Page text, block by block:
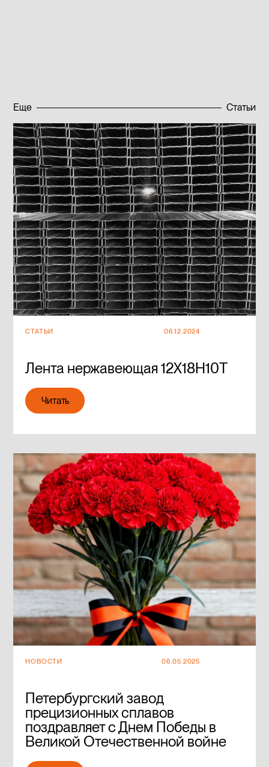
Подписаться на новости
Подписаться на новости
Еще Статьи
СТАТЬИ 06.12.2024
Лента нержавеющая 12Х18Н10Т
Читать
Читать
НОВОСТИ 06.05.2025
Петербургский завод
прецизионных сплавов
поздравляет с Днем Победы в
Великой Отечественной войне